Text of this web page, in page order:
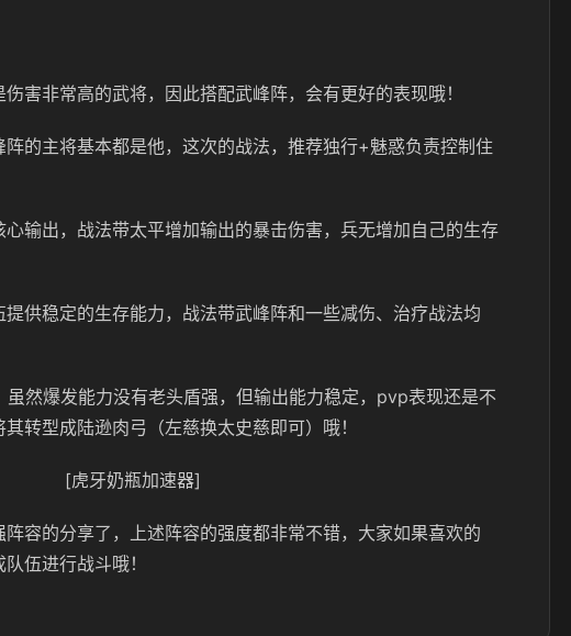
害非常高的武将，因此搭配武峰阵，会有更好的表现哦！
的主将基本都是他，这次的战法，推荐独行+魅惑负责控制住
输出，战法带太平增加输出的暴击伤害，兵无增加自己的生存
供稳定的生存能力，战法带武峰阵和一些减伤、治疗战法均
虽然爆发能力没有老头盾强，但输出能力稳定，pvp表现还是不
转型成陆逊肉弓（左慈换太史慈即可）哦！
[虎牙奶瓶加速器]
容的分享了，上述阵容的强度都非常不错，大家如果喜欢的
伍进行战斗哦！